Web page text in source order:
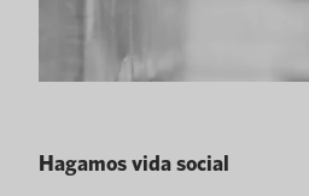
Hagamos vida social